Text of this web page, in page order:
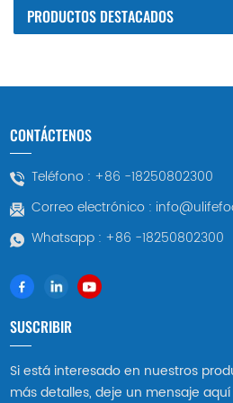
PRODUCTOS DESTACADOS
CONTÁCTENOS
Teléfono : +86 -18250802300
Correo electrónico :
Whatsapp : +86 -18250802300
SUSCRIBIR
Si está interesado en nuestros
más detalles, deje un mensaje